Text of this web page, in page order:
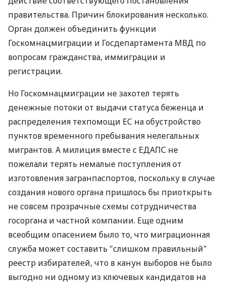
правительства. Причин блокирования несколько.
Орган должен объединить функции
Госкомнацмиграции и Госдепартамента МВД по
вопросам гражданства, иммиграции и
регистрации.
Но Госкомнацмиграции не захотел терять
денежные потоки от выдачи статуса беженца и
распределения техпомощи ЕС на обустройство
пунктов временного пребывания нелегальных
мигрантов. А милиция вместе с ЕДАПС не
пожелали терять немалые поступления от
изготовления загранпаспортов, поскольку в случае
создания нового органа пришлось бы приоткрыть
не совсем прозрачные схемы сотрудничества
госоргана и частной компании. Еще одним
всеобщим опасением было то, что миграционная
служба может составить "слишком правильный"
реестр избирателей, что в канун выборов не было
выгодно ни одному из ключевых кандидатов на